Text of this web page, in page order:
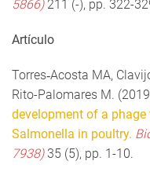
5866)211 (-), pp. 322-
Artículo
Torres‐Acosta MA,
Rito-Palomares M.
development of a
Salmonella in poultry.
7938)35 (5), pp. 1-10.